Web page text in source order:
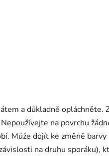
a důkladně opláchněte.
na povrchu
Může dojít ke změně barvy
na druhu sporáku),